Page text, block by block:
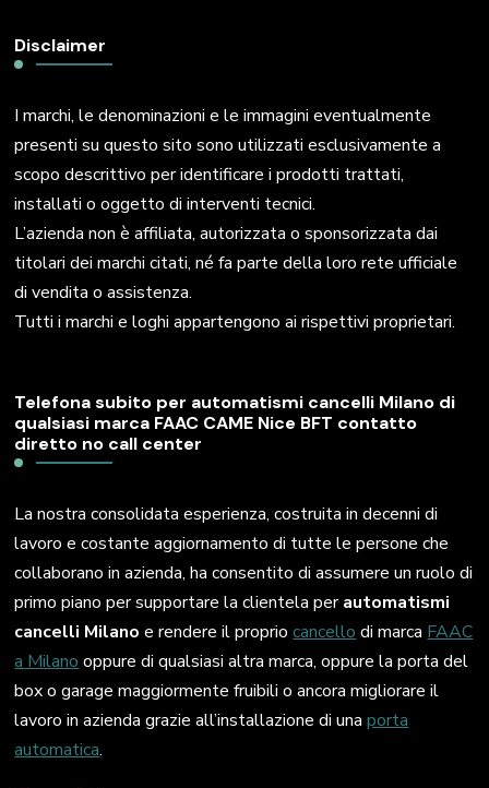
Disclaimer
I marchi, le denominazioni e le immagini eventualmente
presenti su questo sito sono utilizzati esclusivamente a
scopo descrittivo per identificare i prodotti trattati,
installati o oggetto di interventi tecnici.
L’azienda non è affiliata, autorizzata o sponsorizzata dai
titolari dei marchi citati, né fa parte della loro rete ufficiale
di vendita o assistenza.
Tutti i marchi e loghi appartengono ai rispettivi proprietari.
Telefona subito per automatismi cancelli Milano di
qualsiasi marca FAAC CAME Nice BFT contatto
diretto no call center
La nostra consolidata esperienza, costruita in decenni di
lavoro e costante aggiornamento di tutte le persone che
collaborano in azienda, ha consentito di assumere un ruolo di
primo piano per supportare la clientela perautomatismi
cancelli Milano e rendere il propriocancello di marca FAAC
a Milano oppure di qualsiasi altra marca, oppure la porta del
box o garage maggiormente fruibili o ancora migliorare il
lavoro in azienda grazie all’installazione di unaporta
automatica.